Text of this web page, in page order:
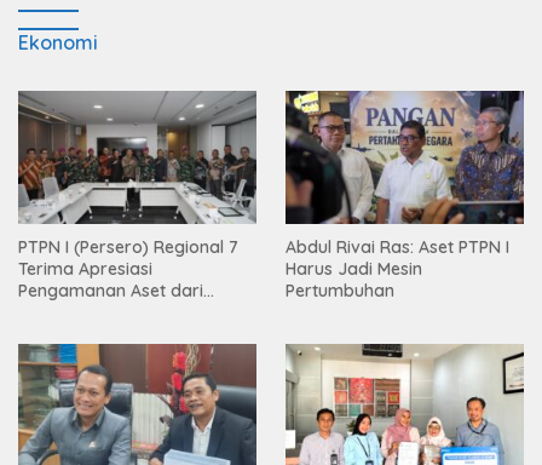
Ekonomi
PTPN I (Persero) Regional 7
Terima Apresiasi
Pengamanan Aset dari
Abdul Rivai Ras: Aset PTPN I
Harus Jadi Mesin
Pertumbuhan